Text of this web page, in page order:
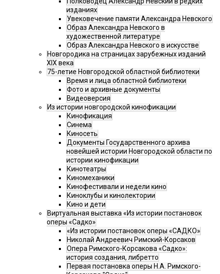
изданиях
Увековечение памяти Александра Невского
Образ Александра Невского в
художественной литературе
Образ Александра Невского в искусстве
Новгородика на страницах зарубежных изданий
XIX века
75-летие Новгородской областной библиотеки
Время и лица областной библиотеки
Фото и архивные документы
Видеоверсия
Из истории новгородской кинофикации
Кинофикация
Синема
Киносеть
Документы Государственного архива
новейшей истории Новгородской области по
истории кинофикации
Кинотеатры
Киномеханики
Кинофестивали и недели кино
Киноклубы и кинолектории
Кино и дети
Виртуальная выставка «Из истории постановок
оперы «Садко»
«Из истории постановок оперы «САДКО»
Николай Андреевич Римский-Корсаков
Опера Римского-Корсакова «Садко»:
история создания, либретто
Первая постановка оперы Н.А. Римского-